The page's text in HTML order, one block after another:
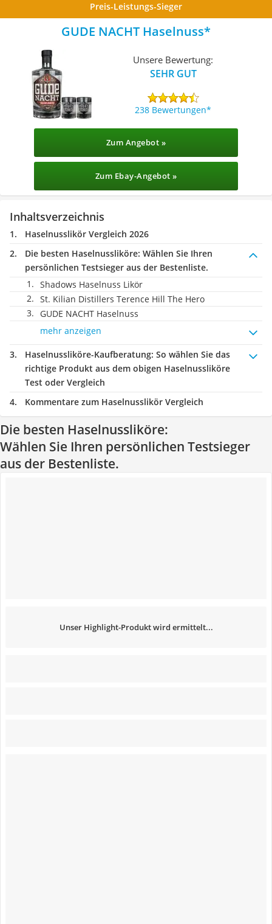
Preis-Leistungs-Sieger
GUDE NACHT Haselnuss
Unsere Bewertung:
SEHR GUT
238 Bewertungen
Zum Angebot »
Zum Ebay-Angebot »
Inhaltsverzeichnis
Haselnusslikör Vergleich 2026
Die besten Haselnussliköre: Wählen Sie Ihren
persönlichen Testsieger aus der Bestenliste.
Shadows Haselnuss Likör
St. Kilian Distillers Terence Hill The Hero
GUDE NACHT Haselnuss
mehr anzeigen
Haselnussliköre-Kaufberatung: So wählen Sie das
richtige Produkt aus dem obigen Haselnussliköre
Test oder Vergleich
Kommentare zum Haselnusslikör Vergleich
Die besten Haselnussliköre:
Wählen Sie Ihren persönlichen Testsieger
aus der Bestenliste.
Unser Highlight-Produkt wird ermittelt...